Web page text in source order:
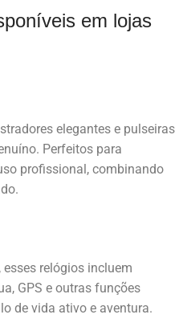
em lojas
elegantes e pulseiras
Perfeitos para
profissional, combinando
relógios incluem
GPS e outras funções
de vida ativo e aventura.